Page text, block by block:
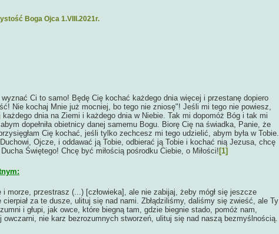
Boga Ojca 1.VIII.2021r.
Ci to samo! Będę Cię kochać każdego dnia więcej i przestanę dopiero
Nie kochaj Mnie już mocniej, bo tego nie zniosę"! Jeśli mi tego nie powiesz,
każdego dnia na Ziemi i każdego dnia w Niebie. Tak mi dopomóż Bóg i tak mi
dopełniła obietnicy danej samemu Bogu. Biorę Cię na świadka, Panie, że
Cię kochać, jeśli tylko zechcesz mi tego udzielić, abym była w Tobie.
Ojcze, i oddawać ją Tobie, odbierać ją Tobie i kochać nią Jezusa, chcę
Świętego! Chcę być miłością pośrodku Ciebie, o Miłości! [1]
morze, przestrasz (...) [człowieka], ale nie zabijaj, żeby mógł się jeszcze
za te dusze, ulituj się nad nami. Zbłądziliśmy, daliśmy się zwieść, ale Ty
i głupi, jak owce, które biegną tam, gdzie biegnie stado, pomóż nam,
owczarni, nie karz bezrozumnych stworzeń, ulituj się nad naszą bezmyślnością.